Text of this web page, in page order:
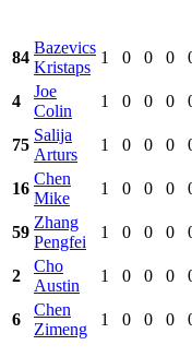
84
Bazevics
Kristaps
1 0 0 0
4
Joe
Colin
1 0 0 0
75
Salija
Arturs
1 0 0 0
16
Chen
Mike
1 0 0 0
59
Zhang
Pengfei
1 0 0 0
2
Cho
Austin
1 0 0 0
6
Chen
Zimeng
1 0 0 0